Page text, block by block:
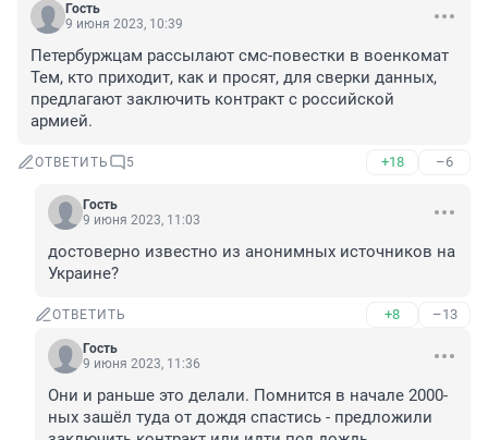
Гость
9 июня 2023, 10:39
Петербуржцам рассылают смс-повестки в военкомат
Тем, кто приходит, как и просят, для сверки данных,
предлагают заключить контракт с российской
армией.
ОТВЕТИТЬ 5 +18 –6
Гость
9 июня 2023, 11:03
достоверно известно из анонимных источников на
Украине?
ОТВЕТИТЬ +8 –13
Гость
9 июня 2023, 11:36
Они и раньше это делали. Помнится в начале 2000-
ных зашёл туда от дождя спастись - предложили